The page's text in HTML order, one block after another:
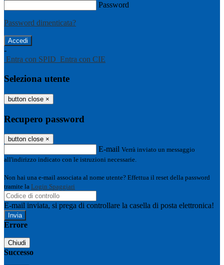
Password
Password dimenticata?
-
Entra con SPID Entra con CIE
Seleziona utente
button close ×
Recupero password
button close ×
E-mail Verrà inviato un messaggio
all'indirizzo indicato con le istruzioni necessarie.
Non hai una e-mail associata al nome utente? Effettua il reset della password
tramite la Login Spaggiari
E-mail inviata, si prega di controllare la casella di posta elettronica!
Errore
Chiudi
Successo